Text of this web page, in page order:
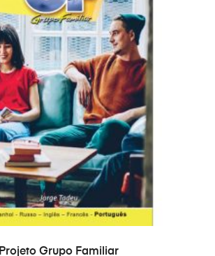
ADICIONAR
Projeto Grupo Familiar